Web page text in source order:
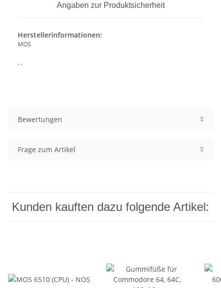
Angaben zur Produktsicherheit
Herstellerinformationen:
MOS
, ,
Bewertungen
Frage zum Artikel
Kunden kauften dazu folgende Artikel: